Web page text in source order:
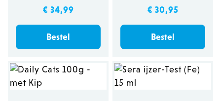
€ 34,99
Bestel
€ 30,95
Bestel